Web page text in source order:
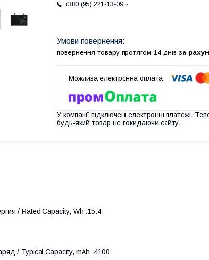
+380 (95) 221-13-09
повернення товару протягом 14 днів за
У компанії підключені електронні платежі.
будь-який товар не покидаючи сайту.
/ Rated Capacity, Wh :15.4
/ Typical Capacity, mAh :4100